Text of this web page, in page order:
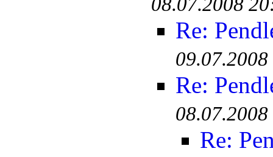
Re:
Re:
Re: